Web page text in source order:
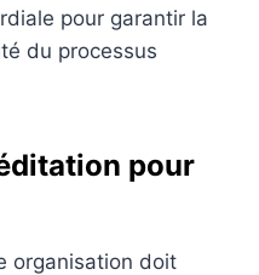
pour garantir la
du processus
pour
organisation doit